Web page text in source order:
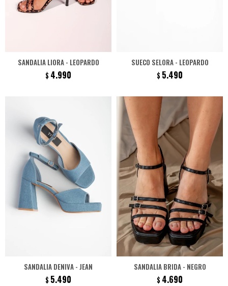
SANDALIA LIORA - LEOPARDO
$ 4.990
SUECO SELORA - LEOPARDO
$ 5.490
SANDALIA DENIVA - JEAN
$ 5.490
SANDALIA BRIDA - NEGRO
$ 4.690